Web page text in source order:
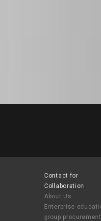
Contact for
Collaboration
About Us
Enterprise
group procurement